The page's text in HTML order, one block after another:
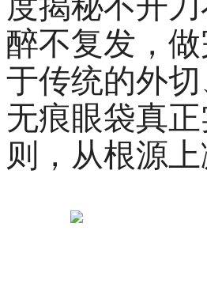
醉不复发，
于传统的外
无痕眼袋真
则，从根源